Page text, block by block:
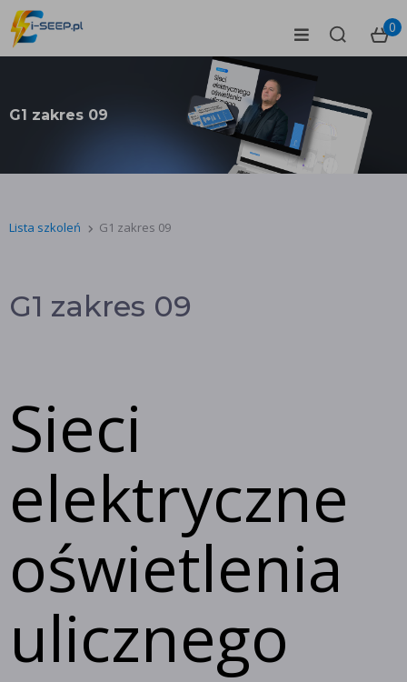
0
G1 zakres 09
Lista szkoleń G1 zakres 09
G1 zakres 09
Sieci
elektryczne
oświetlenia
ulicznego